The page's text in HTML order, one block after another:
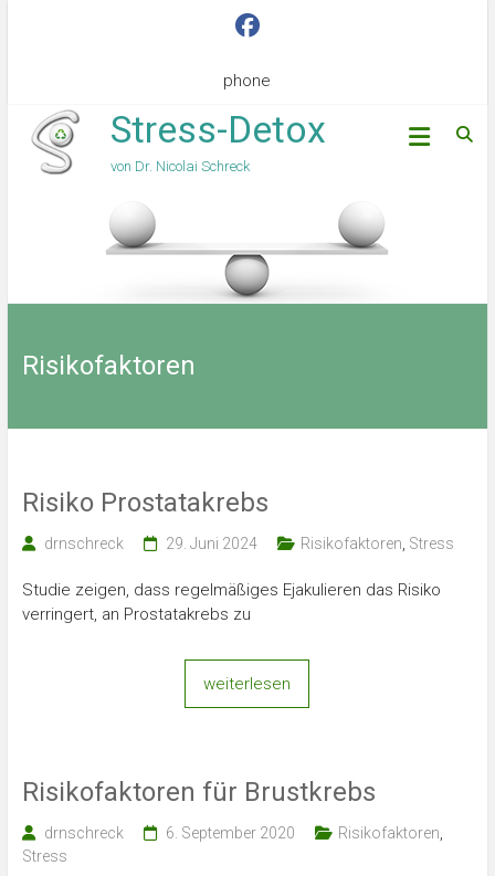
phone
Stress-Detox
von Dr. Nicolai Schreck
Risikofaktoren
Risiko Prostatakrebs
drnschreck 29. Juni 2024 Risikofaktoren Stress
Studie zeigen, dass regelmäßiges Ejakulieren das Risiko
verringert, an Prostatakrebs zu
weiterlesen
Risikofaktoren für Brustkrebs
drnschreck 6. September 2020 Risikofaktoren
Stress